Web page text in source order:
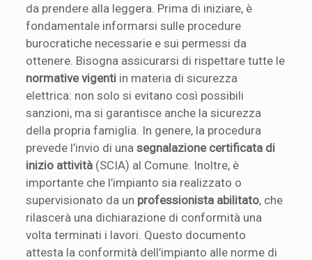
da prendere alla leggera. Prima di iniziare, è
fondamentale informarsi sulle procedure
burocratiche necessarie e sui permessi da
ottenere. Bisogna assicurarsi di rispettare tutte le
normative vigenti in materia di sicurezza
elettrica: non solo si evitano così possibili
sanzioni, ma si garantisce anche la sicurezza
della propria famiglia. In genere, la procedura
prevede l’invio di unasegnalazione certificata di
inizio attività (SCIA) al Comune. Inoltre, è
importante che l’impianto sia realizzato o
supervisionato da un professionista abilitato, che
rilascerà una dichiarazione di conformità una
volta terminati i lavori. Questo documento
attesta la conformità dell’impianto alle norme di